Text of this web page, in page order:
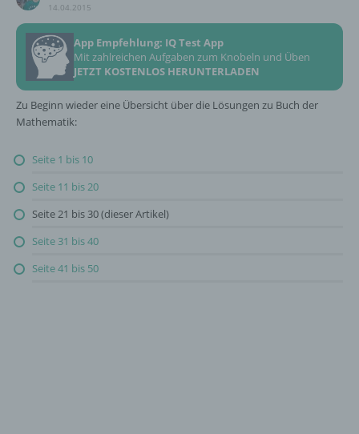
14.04.2015
App Empfehlung: IQ Test App
Mit zahlreichen Aufgaben zum Knobeln und Üben
JETZT KOSTENLOS HERUNTERLADEN
Zu Beginn wieder eine Übersicht über die Lösungen zu Buch der
Mathematik:
Seite 1 bis 10
Seite 11 bis 20
Seite 21 bis 30 (dieser Artikel)
Seite 31 bis 40
Seite 41 bis 50